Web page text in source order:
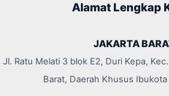
Alamat Lengkap
JAKARTA
Jl. Ratu Melati 3 blok E2, Duri Kepa,
Barat, Daerah Khusus Ibukota